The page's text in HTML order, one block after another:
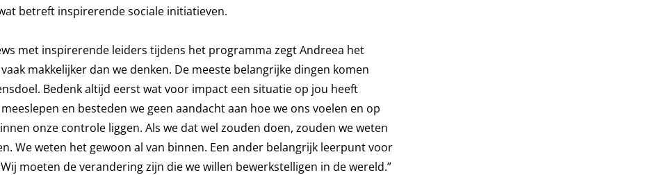
betreft inspirerende sociale initiatieven.
met inspirerende leiders tijdens het programma zegt Andreea het
makkelijker dan we denken. De meeste belangrijke dingen komen
Bedenk altijd eerst wat voor impact een situatie op jou heeft
en besteden we geen aandacht aan hoe we ons voelen en op
onze controle liggen. Als we dat wel zouden doen, zouden we weten
We weten het gewoon al van binnen. Een ander belangrijk leerpunt voor
moeten de verandering zijn die we willen bewerkstelligen in de wereld.”